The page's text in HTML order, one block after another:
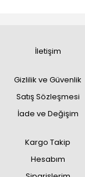
İletişim
Gizlilik ve Güvenlik
Satış Sözleşmesi
İade ve Değişim
Kargo Takip
Hesabım